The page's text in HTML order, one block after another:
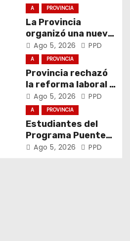
A PROVINCIA
La Provincia
organizó una nueva
Ronda de Negocios
Internacional en
Luján
Ago 5, 2026 PPD
A PROVINCIA
Provincia rechazó
la reforma laboral y
defendió los
derechos de los
trabajadores
Ago 5, 2026 PPD
A PROVINCIA
Estudiantes del
Programa Puentes
visitaron Exactas
Ago 5, 2026 PPD